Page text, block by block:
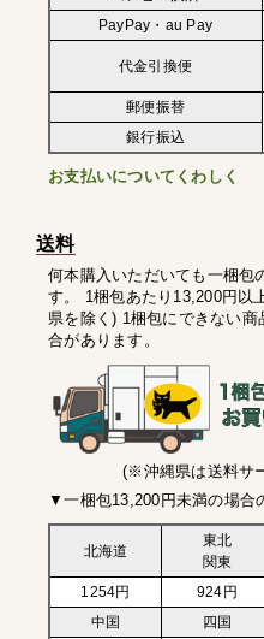
PayPay・au Pay
代金引換便
郵便振替
銀行振込
お支払いについてくわしく
送料
何本購入いただいても一梱包
す。 1梱包あたり13,200円以
県を除く) 1梱包にできない
合があります。
(※沖縄県は送料サ
▼一梱包13,200円未満の場合
北海道
東北
関東
1254円 924円
中国
四国